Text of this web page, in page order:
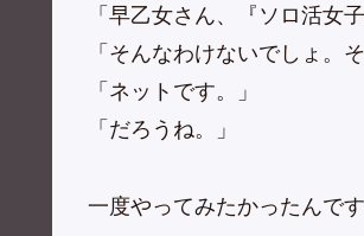
「早乙女さん、『ソロ活女
「そんなわけないでしょ。
「ネットです。」
「だろうね。」
一度やってみたかったんで